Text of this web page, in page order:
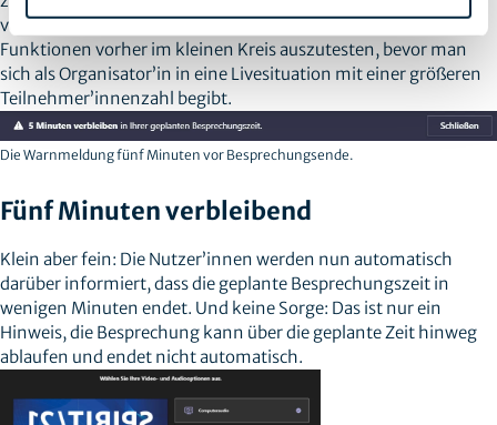
vorbereitet werden können. Daher macht es Sinn, die
Funktionen vorher im kleinen Kreis auszutesten, bevor man
sich als Organisator’in in eine Livesituation mit einer größeren
Teilnehmer’innenzahl begibt.
Fünf Minuten verbleibend
Klein aber fein: Die Nutzer’innen werden nun automatisch
darüber informiert, dass die geplante Besprechungszeit in
wenigen Minuten endet. Und keine Sorge: Das ist nur ein
Hinweis, die Besprechung kann über die geplante Zeit hinweg
ablaufen und endet nicht automatisch.
Die Warnmeldung fünf Minuten vor Besprechungsende.